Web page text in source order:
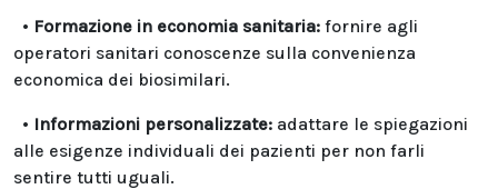
• Formazione in economia sanitaria: fornire agli
operatori sanitari conoscenze sulla convenienza
economica dei biosimilari.
• Informazioni personalizzate: adattare le spiegazioni
alle esigenze individuali dei pazienti per non farli
sentire tutti uguali.